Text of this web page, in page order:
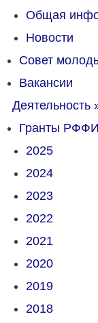
Общая
Новости
Совет
Вакансии
Деятельность
Гранты
2025
2024
2023
2022
2021
2020
2019
2018